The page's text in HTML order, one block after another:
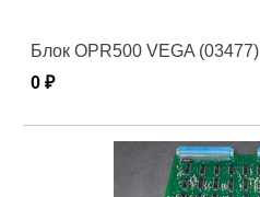
Блок OPR500 VEGA (03477)
0 ₽